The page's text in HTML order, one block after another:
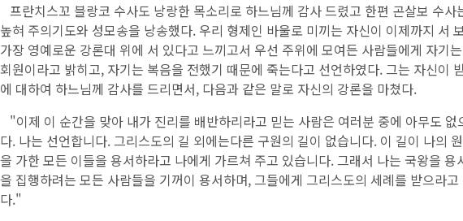
프란치스꼬 블랑코 수사도 낭랑한 목소리로 하느님께 감사 드렸고 한편 곤살보 수사
높혀 주의기도와 성모송을 낭송했다. 우리 형제인 바울로 미끼는 자신이 이제까지 서
가장 영예로운 강론대 위에 서 있다고 느끼고서 우선 주위에 모여든 사람들에게 자기
회원이라고 밝히고, 자기는 복음을 전했기 때문에 죽는다고 선언하였다. 그는 자신이
에 대하여 하느님께 감사를 드리면서, 다음과 같은 말로 자신의 강론을 마쳤다.
"이제 이 순간을 맞아 내가 진리를 배반하리라고 믿는 사람은 여러분 중에 아무도 없
다. 나는 선언합니다. 그리스도의 길 외에는다른 구원의 길이 없습니다. 이 길이 나의
을 가한 모든 이들을 용서하라고 나에게 가르쳐 주고 있습니다. 그래서 나는 국왕을 용
을 집행하려는 모든 사람들을 기꺼이 용서하며, 그들에게 그리스도의 세례를 받으라
다."